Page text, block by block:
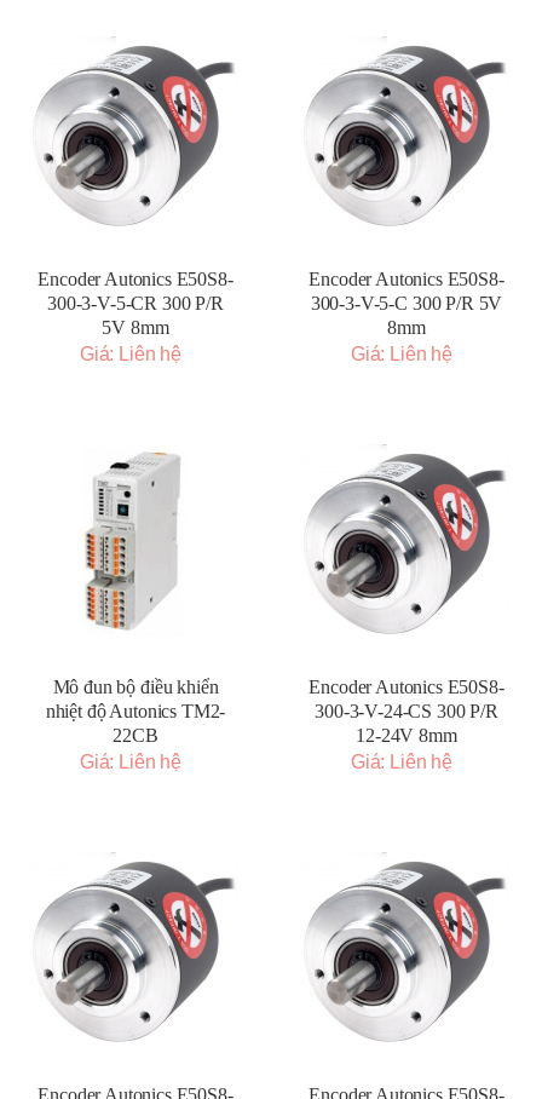
Encoder Autonics E50S8-
300-3-V-5-CR 300 P/R
5V 8mm
Giá: Liên hệ
Encoder Autonics E50S8-
300-3-V-5-C 300 P/R 5V
8mm
Giá: Liên hệ
Mô đun bộ điều khiển
nhiệt độ Autonics TM2-
22CB
Giá: Liên hệ
Encoder Autonics E50S8-
300-3-V-24-CS 300 P/R
12-24V 8mm
Giá: Liên hệ
Encoder Autonics E50S8-
Encoder Autonics E50S8-